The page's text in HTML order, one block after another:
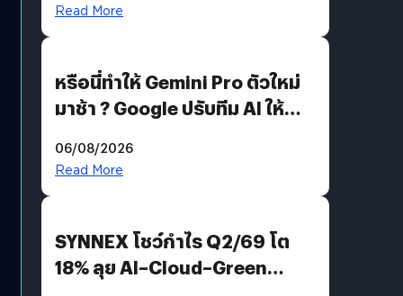
Read More
หรือนี่ทำให้ Gemini Pro ตัวใหม่
มาช้า ? Google ปรับทีม AI ให้
AGI
06/08/2026
Read More
SYNNEX โชว์กำไร Q2/69 โต
18% ลุย AI–Cloud–Green